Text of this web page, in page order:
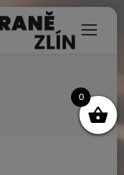
0